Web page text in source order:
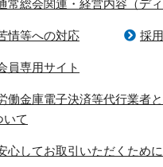
常総会関連・経営内容（ディ
情等への対応 採
員専用サイト
働金庫電子決済等代行業者
いて
心してお取引いただくために